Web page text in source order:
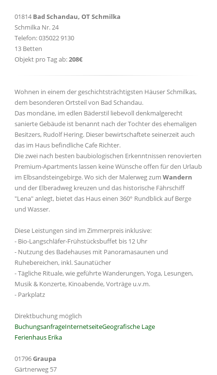
01814 Bad Schandau, OT Schmilka
Schmilka Nr. 24
Telefon: 035022 9130
13 Betten
Objekt pro Tag ab:208€
Wohnen in einem der geschichtsträchtigsten Häuser Schmilkas,
dem besonderen Ortsteil von Bad Schandau.
Das mondäne, im edlen Bäderstil liebevoll denkmalgerecht
sanierte Gebäude ist benannt nach der Tochter des ehemaligen
Besitzers, Rudolf Hering. Dieser bewirtschaftete seinerzeit auch
das im Haus befindliche Cafe Richter.
Die zwei nach besten baubiologischen Erkenntnissen renovierten
Premium-Apartments lassen keine Wünsche offen für den Urlaub
im Elbsandsteingebirge. Wo sich der Malerweg zum Wandern
und der Elberadweg kreuzen und das historische Fährschiff
"Lena" anlegt, bietet das Haus einen 360° Rundblick auf Berge
und Wasser.
Diese Leistungen sind im Zimmerpreis inklusive:
- Bio-Langschläfer-Frühstücksbuffet bis 12 Uhr
- Nutzung des Badehauses mit Panoramasaunen und
Ruhebereichen, inkl. Saunatücher
- Tägliche Rituale, wie geführte Wanderungen, Yoga, Lesungen,
Musik & Konzerte, Kinoabende, Vorträge u.v.m.
- Parkplatz
Direktbuchung möglich
BuchungsanfrageInternetseiteGeografische Lage
Ferienhaus Erika
01796Graupa
Gärtnerweg 57